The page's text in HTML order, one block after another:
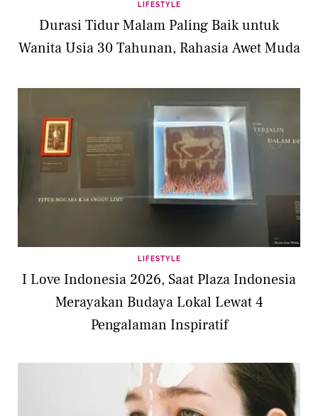
LIFESTYLE
Durasi Tidur Malam Paling Baik untuk
Wanita Usia 30 Tahunan, Rahasia Awet Muda
LIFESTYLE
I Love Indonesia 2026, Saat Plaza Indonesia
Merayakan Budaya Lokal Lewat 4
Pengalaman Inspiratif